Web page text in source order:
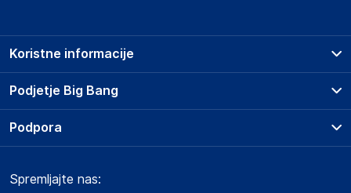
Podjetje Big Bang
O podjetju
Obvestila za javnost
Koristne informacije
Prodajna mesta
Storitve
Dostava, vnos in odvoz
Podpora
Marketplace
Spremljajte nas: